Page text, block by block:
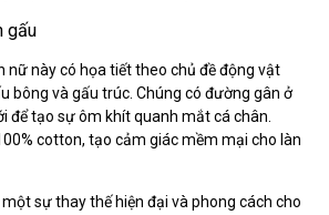
gấu
nữ này có họa tiết theo chủ đề động vật
bông và gấu trúc. Chúng có đường gân ở
để tạo sự ôm khít quanh mắt cá chân.
cotton, tạo cảm giác mềm mại cho làn
sự thay thế hiện đại và phong cách cho